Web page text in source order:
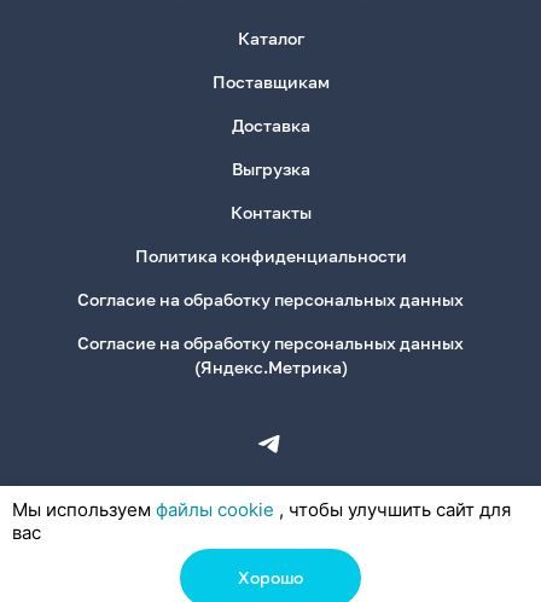
Каталог
Поставщикам
Доставка
Выгрузка
Контакты
Политика конфиденциальности
Согласие на обработку персональных данных
Согласие на обработку персональных данных
(Яндекс.Метрика)
© 2026, ООО «Деловая Канцелярия»
Мы используем файлы cookie , чтобы улучшить сайт для
вас
Хорошо